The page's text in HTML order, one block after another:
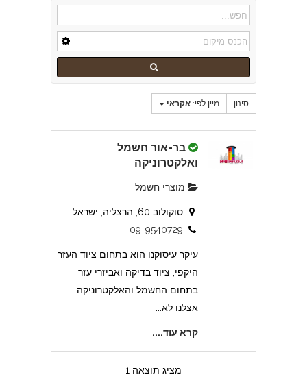
סינון מיין לפי: אקראי
בר-אור חשמל
ואלקטרוניקה
מוצרי חשמל
סוקולוב 60, הרצליה, ישראל
09-9540729
עיקר עיסוקנו הוא בתחום ציוד העזר
היקפי, ציוד בדיקה ואביזרי עזר
בתחום החשמל והאלקטרוניקה.
אצלנו לא...
קרא עוד....
מציג תוצאה 1
א.מ דודי שמש